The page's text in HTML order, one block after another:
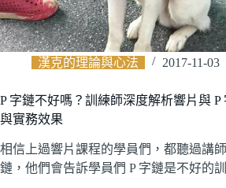
漢克的理論與心法 2017-11-03
P 字鏈不好嗎？訓練師深度解析響片與 P
與實務效果
相信上過響片課程的學員們，都聽過講
鏈，他們會告訴學員們 P 字鏈是不好的